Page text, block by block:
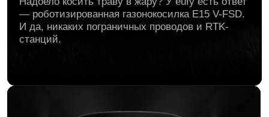
Робот-помощник. шарик Ballie —
Samsung запускает продажу этим летом
В статье мы рассмотрим горшок IVY Plant Pot,
который объединяет стиль и